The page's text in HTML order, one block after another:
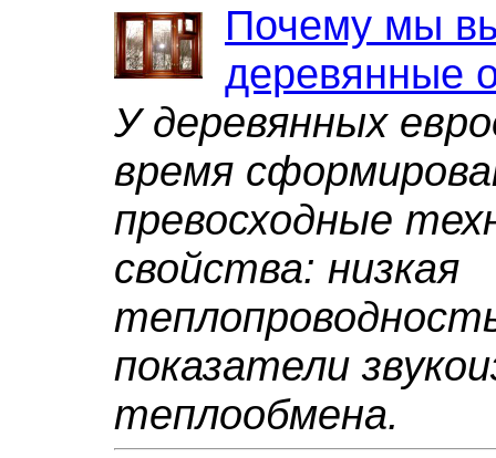
Почему мы
деревянные
У деревянных
время
превосходные
свойства: низкая
показатели
теплообмена.